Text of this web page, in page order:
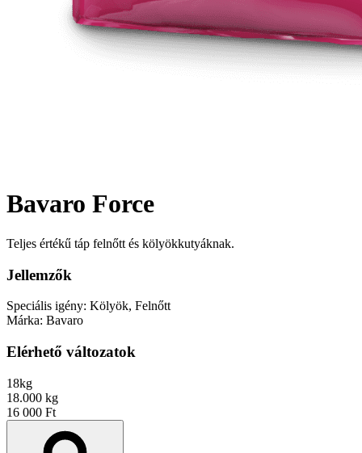
Bavaro Force
Teljes értékű táp felnőtt és kölyökkutyáknak.
Jellemzők
Speciális igény: Kölyök, Felnőtt
Márka: Bavaro
Elérhető változatok
18kg
18.000 kg
16 000 Ft